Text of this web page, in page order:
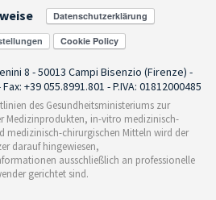
8 - 50013 Campi Bisenzio (Firenze) -
+39 055.8991.801 - P.IVA: 01812000485
des Gesundheitsministeriums zur
Medizinprodukten, in-vitro medizinisch-
medizinisch-chirurgischen Mitteln wird der
darauf hingewiesen,
ausschließlich an professionelle
gerichtet sind.